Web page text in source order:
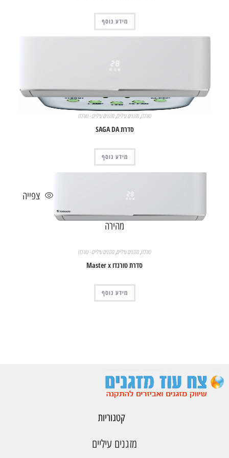
מידע נוסף
צפייה מהירה
טורנדו,מזגנים עיליים,מזגנים עיליים - טורנדו
סדרת SAGA DA
מידע נוסף
צפייה
מהירה
טורנדו,מזגנים עיליים,מזגנים עיליים - טורנדו
סדרת טורנדו Master x
מידע נוסף
קטגוריות
מזגנים עיליים